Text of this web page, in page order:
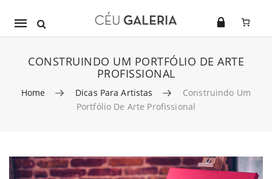
Mobile
CONSTRUINDO UM PORTFÓLIO DE ARTE
PROFISSIONAL
Home Dicas Para Artistas
Construindo Um
Portfólio De Arte Profissional
Skip to content